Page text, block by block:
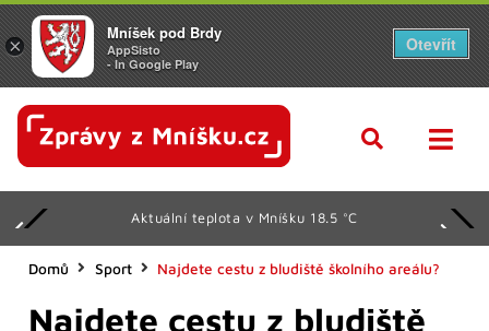
Aktuální teplota v Mníšku 18.5 °C
Domů Sport Najdete cestu z bludiště školního areálu?
Najdete cestu z bludiště
×
Mníšek pod Brdy
AppSisto
- In Google Play
Otevřít